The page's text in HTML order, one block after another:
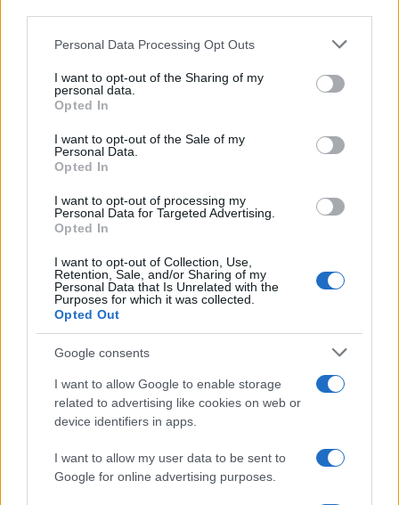
Please note that this website/app uses one or more Google
not limited to your visit or usage behaviour. You may click to
grant or deny consent to Google and its third-party tags to
use your data for below specified purposes in below Google
consent section.
Personal Data Processing Opt Outs
I want to opt-out of the Sharing of my
personal data.
Opted In
I want to opt-out of the Sale of my
Personal Data.
Opted In
I want to opt-out of processing my
Personal Data for Targeted Advertising.
Opted In
I want to opt-out of Collection, Use,
Retention, Sale, and/or Sharing of my
Personal Data that Is Unrelated with the
Purposes for which it was collected.
Opted Out
Google consents
I want to allow Google to enable storage
related to advertising like cookies on web or
device identifiers in apps.
I want to allow my user data to be sent to
Google for online advertising purposes.
Elachem Vigevano ingaggia Isaiah Brickner: la prima
Andrea Conforti · 5 Ago 2026